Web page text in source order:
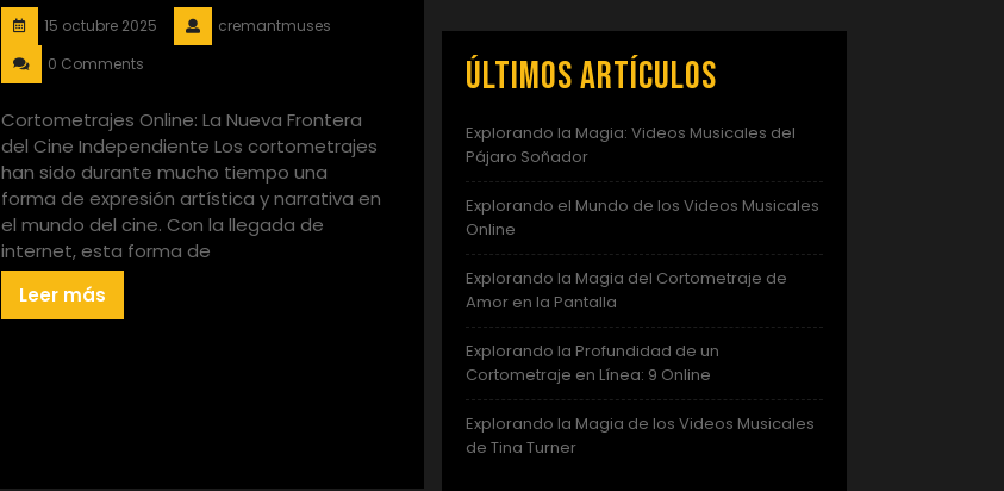
15 octubre 2025
cremantmuses
0 Comments
Cortometrajes Online: La Nueva Frontera
del Cine Independiente Los cortometrajes
han sido durante mucho tiempo una
forma de expresión artística y narrativa en
el mundo del cine. Con la llegada de
internet, esta forma de
Leer más
Últimos artículos
Explorando la Magia: Videos Musicales del
Pájaro Soñador
Explorando el Mundo de los Videos Musicales
Online
Explorando la Magia del Cortometraje de
Amor en la Pantalla
Explorando la Profundidad de un
Cortometraje en Línea: 9 Online
Explorando la Magia de los Videos Musicales
de Tina Turner